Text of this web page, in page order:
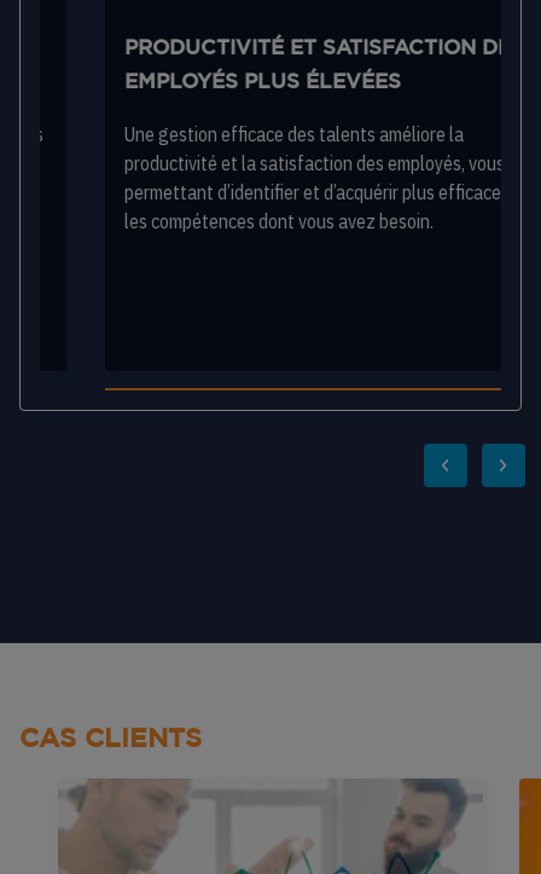
PRODUCTIVITÉ ET SATISFACTION DES
EMPLOYÉS PLUS ÉLEVÉES
Une gestion efficace des talents améliore la
productivité et la satisfaction des employés, vous
permettant d’identifier et d’acquérir plus efficacement
les compétences dont vous avez besoin.
CAS CLIENTS